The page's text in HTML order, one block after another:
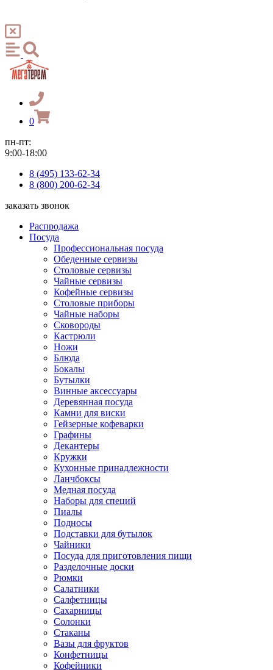
0
пн-пт:
9:00-18:00
8 (495) 133-62-34
8 (800) 200-62-34
заказать звонок
Распродажа
Посуда
Профессиональная посуда
Обеденные сервизы
Столовые сервизы
Чайные сервизы
Кофейные сервизы
Столовые приборы
Чайные наборы
Сковороды
Кастрюли
Ножи
Блюда
Бокалы
Бутылки
Винные аксессуары
Деревянная посуда
Камни для виски
Гейзерные кофеварки
Графины
Декантеры
Кружки
Кухонные принадлежности
Ланчбоксы
Медная посуда
Наборы для специй
Пиалы
Подносы
Подставки для бутылок
Чайники
Посуда для приготовления пищи
Разделочные доски
Рюмки
Салатники
Салфетницы
Сахарницы
Солонки
Стаканы
Вазы для фруктов
Конфетницы
Кофейники